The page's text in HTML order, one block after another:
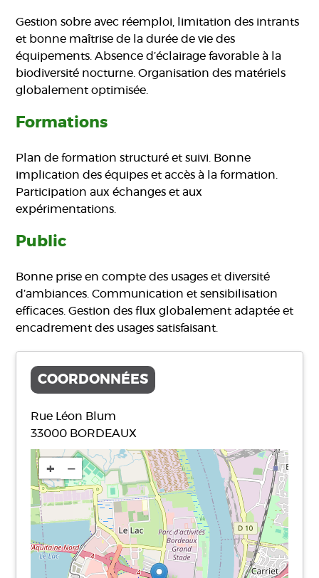
Gestion sobre avec réemploi, limitation des intrants
et bonne maîtrise de la durée de vie des
équipements. Absence d’éclairage favorable à la
biodiversité nocturne. Organisation des matériels
globalement optimisée.
Formations
Plan de formation structuré et suivi. Bonne
implication des équipes et accès à la formation.
Participation aux échanges et aux
expérimentations.
Public
Bonne prise en compte des usages et diversité
d’ambiances. Communication et sensibilisation
efficaces. Gestion des flux globalement adaptée et
encadrement des usages satisfaisant.
COORDONNÉES
Rue Léon Blum
33000 BORDEAUX
+ −